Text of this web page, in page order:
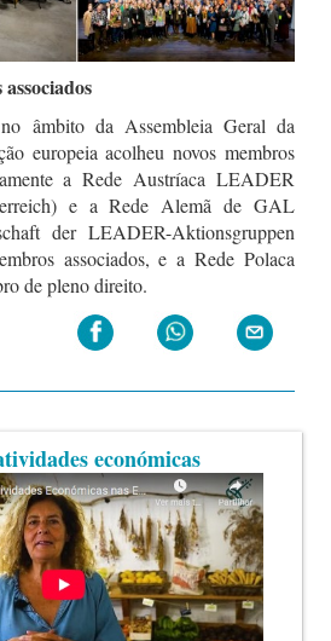
associados
âmbito da Assembleia Geral da
europeia acolheu novos membros
a Rede Austríaca LEADER
e a Rede Alemã de GAL
der LEADER-Aktionsgruppen
associados, e a Rede Polaca
de pleno direito.
económicas